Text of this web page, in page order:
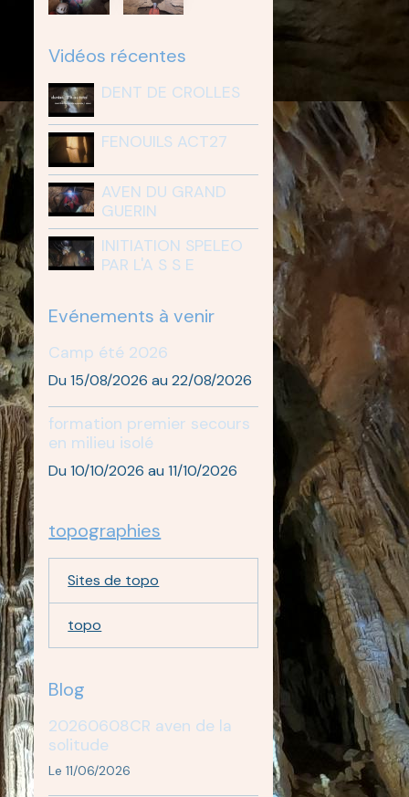
Vidéos récentes
DENT DE CROLLES
FENOUILS ACT27
AVEN DU GRAND
GUERIN
INITIATION SPELEO
PAR L'A S S E
Evénements à venir
Camp été 2026
Du 15/08/2026 au 22/08/2026
formation premier secours
en milieu isolé
Du 10/10/2026 au 11/10/2026
topographies
Sites de topo
topo
Blog
20260608CR aven de la
solitude
Le 11/06/2026